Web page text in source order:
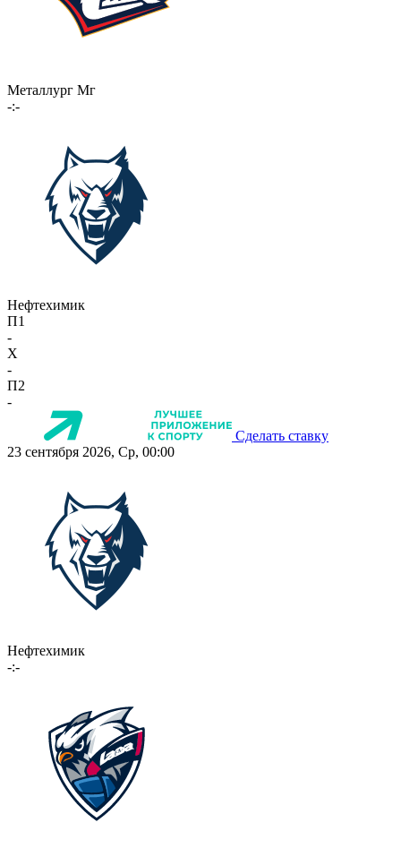
Металлург Мг
-:-
Нефтехимик
П1
-
X
-
П2
-
Сделать ставку
23 сентября 2026, Ср, 00:00
Нефтехимик
-:-